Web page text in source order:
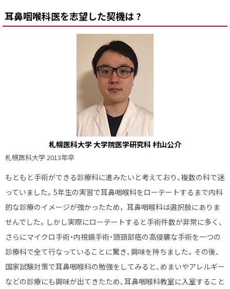
に
耳鼻咽喉科医を志望した契機は ?
札幌医科大学 大学院医学研究科 村山公介
札幌医科大学 2013年卒
もともと手術ができる診療科に進みたいと考えており、複数の科で迷
っていました。5年生の実習で耳鼻咽喉科をローテートするまで内科
的な診療のイメージが強かったため，耳鼻咽喉科は選択肢にありま
せんでした。しかし実際にローテートすると手術件数が非常に多く、
さらにマイクロ手術・内視鏡手術・頭頸部癌の高侵襲な手術を一つの
診療科で全て行なっていることに驚き、興味を持ちました。その後、
国家試験対策で耳鼻咽喉科の勉強をしてみると、めまいやアレルギー
などの診療にも興味が出てきたため、耳鼻咽喉科教室に入室すること